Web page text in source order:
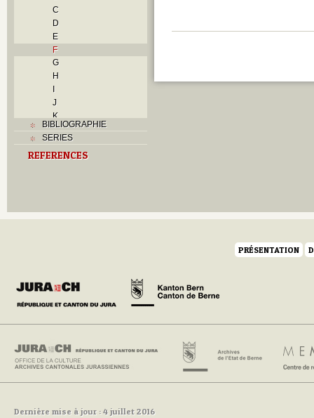
C
D
E
F
G
H
I
J
K
L
M
N
S
Y
Z
BIBLIOGRAPHIE
SERIES
REFERENCES
PRÉSENTATION
Dernière mise à jour : 4 juillet 2016